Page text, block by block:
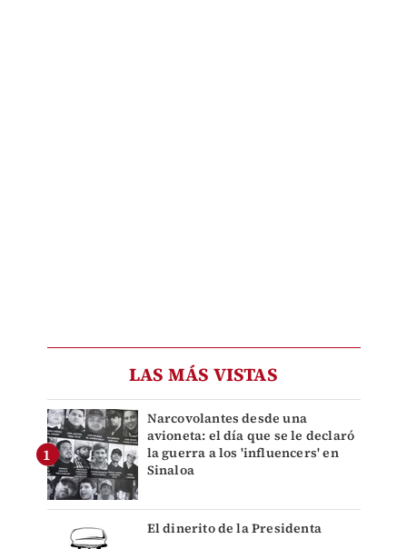
LAS MÁS VISTAS
Narcovolantes desde una
avioneta: el día que se le declaró
la guerra a los 'influencers' en
Sinaloa
El dinerito de la Presidenta